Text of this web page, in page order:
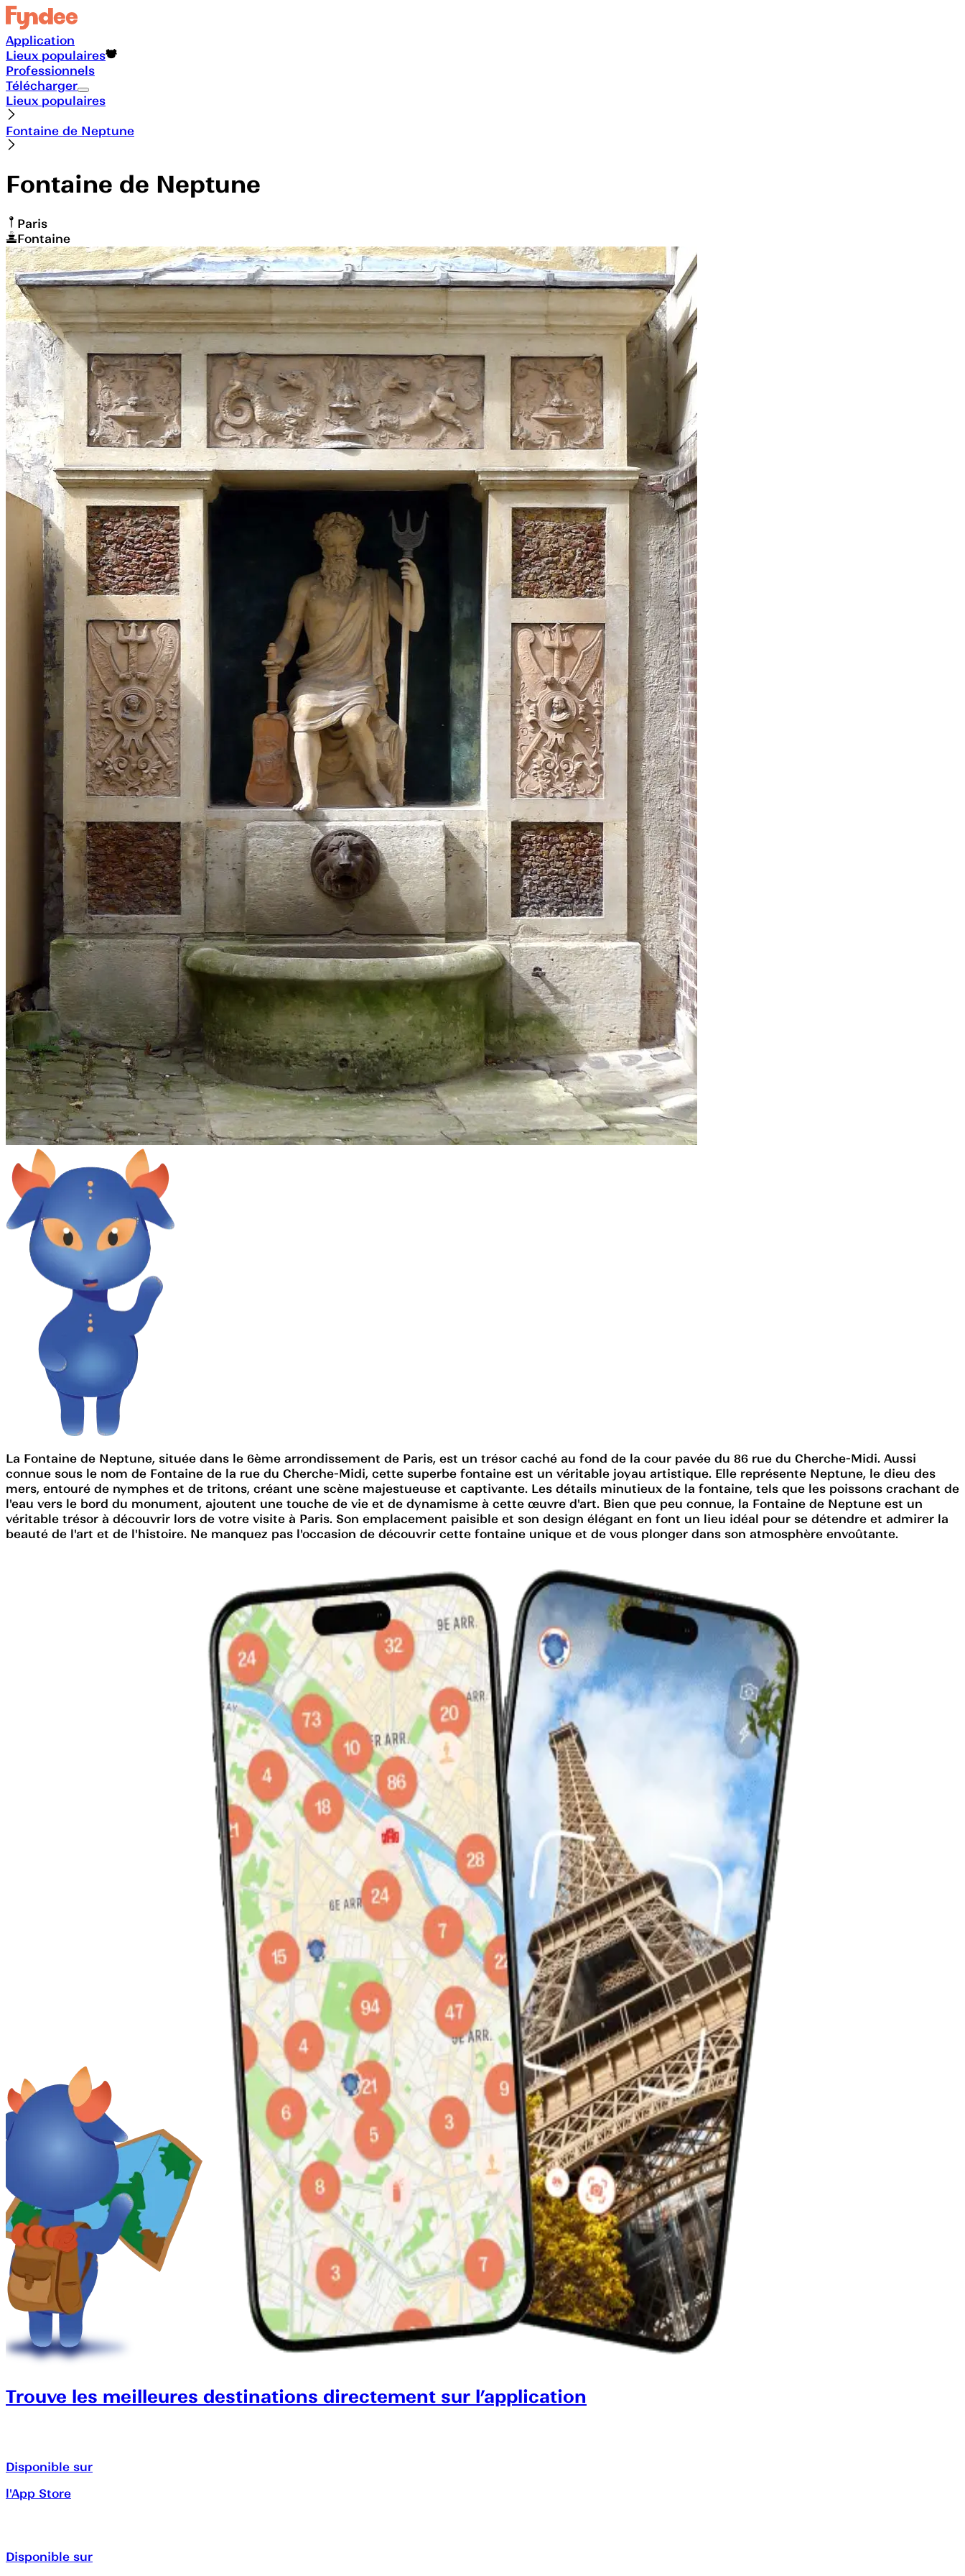
Application
Lieux populaires
Professionnels
Télécharger
Lieux populaires
Fontaine de Neptune
Fontaine de Neptune
Paris
Fontaine
La Fontaine de Neptune, située dans le 6ème arrondissement de Paris, est un trésor caché au fond de la cour pavée du 86 rue du Cherche-Midi. Aussi
connue sous le nom de Fontaine de la rue du Cherche-Midi, cette superbe fontaine est un véritable joyau artistique. Elle représente Neptune, le dieu des
mers, entouré de nymphes et de tritons, créant une scène majestueuse et captivante. Les détails minutieux de la fontaine, tels que les poissons crachant de
l'eau vers le bord du monument, ajoutent une touche de vie et de dynamisme à cette œuvre d'art. Bien que peu connue, la Fontaine de Neptune est un
véritable trésor à découvrir lors de votre visite à Paris. Son emplacement paisible et son design élégant en font un lieu idéal pour se détendre et admirer la
beauté de l'art et de l'histoire. Ne manquez pas l'occasion de découvrir cette fontaine unique et de vous plonger dans son atmosphère envoûtante.
Trouve les meilleures destinations directement sur l’application
Disponible sur
l'App Store
Disponible sur